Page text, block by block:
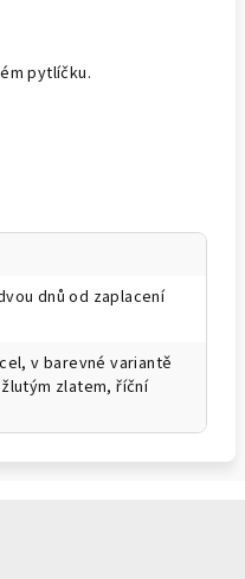
pytlíčku.
dnů od zaplacení
v barevné variantě
zlatem, říční